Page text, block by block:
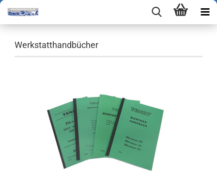
Werkstatthandbücher